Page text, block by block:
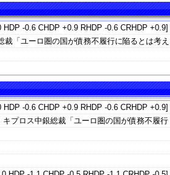
HDP -0.6 CHDP +0.9 RHDP -0.6 CRHDP +0.9]
「ユーロ圏の国が債務不履行に陥るとは考え
HDP -0.6 CHDP +0.9 RHDP -0.6 CRHDP +0.9]
プロス中銀総裁「ユーロ圏の国が債務不履行